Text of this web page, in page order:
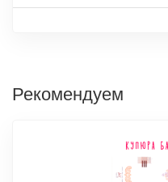
Рекомендуем